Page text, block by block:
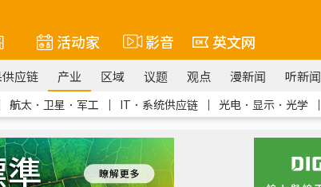
活动家 影音 英文网
应链 产业 区域 议题 观点 漫新闻 听新闻
航太．卫星．军工 ｜ IT．系统供应链 ｜ 光电．显示．光学 ｜